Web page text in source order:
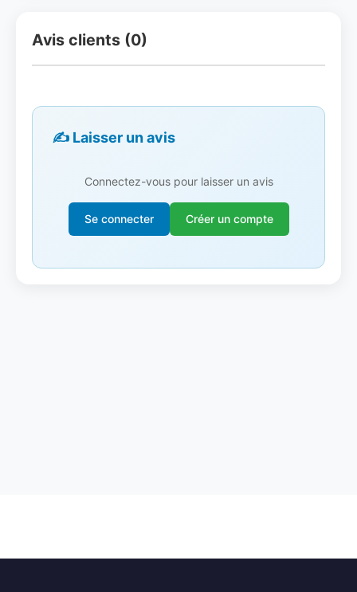
Avis clients (0)
✍️ Laisser un avis
Connectez-vous pour laisser un avis
Se connecter Créer un compte